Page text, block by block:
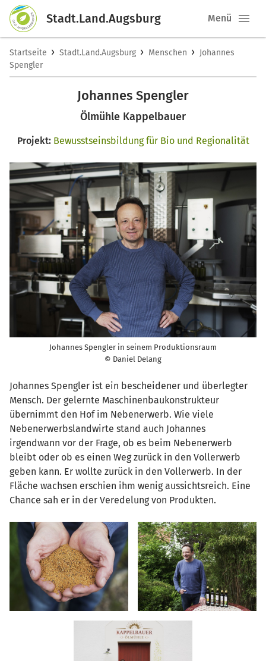
Stadt.Land.Augsburg Menü
Startseite › Stadt.Land.Augsburg › Menschen › Johannes
Spengler
Johannes Spengler
Ölmühle Kappelbauer
Projekt: Bewusstseinsbildung für Bio und Regionalität
Johannes Spengler in seinem Produktionsraum
© Daniel Delang
Johannes Spengler ist ein bescheidener und überlegter
Mensch. Der gelernte Maschinenbaukonstrukteur
übernimmt den Hof im Nebenerwerb. Wie viele
Nebenerwerbslandwirte stand auch Johannes
irgendwann vor der Frage, ob es beim Nebenerwerb
bleibt oder ob es einen Weg zurück in den Vollerwerb
geben kann. Er wollte zurück in den Vollerwerb. In der
Fläche wachsen erschien ihm wenig aussichtsreich. Eine
Chance sah er in der Veredelung von Produkten.